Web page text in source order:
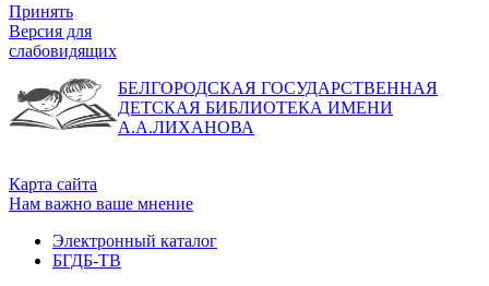
Принять
Версия для
слабовидящих
БЕЛГОРОДСКАЯ ГОСУДАРСТВЕННАЯ
ДЕТСКАЯ БИБЛИОТЕКА ИМЕНИ
А.А.ЛИХАНОВА
Карта сайта
Нам важно ваше мнение
Электронный каталог
БГДБ-ТВ